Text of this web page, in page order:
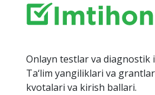
Onlayn testlar va diagnostik
Ta‘lim yangiliklari va
kvotalari va kirish ballari.